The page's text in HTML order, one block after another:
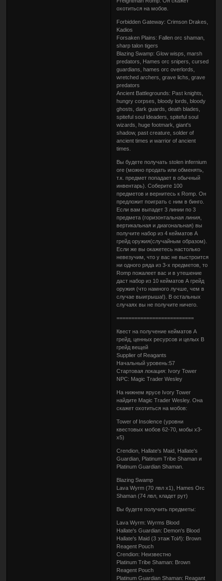
охотиться на мобов.
Forbidden Gateway: Crimson Drakes,
Kadios
Forsaken Plains: Fallen orc shaman,
sharp talon tigers
Blazing Swamp: Glow wisps, marsh
predators, Hames orc snipers, cursed
guardians, hames orc overlords,
wretched archers, grave lichs, grave
predators
Ancient Battlegrounds: Past knights,
hungry corpses, bloody lords, bloody
ghosts, dark guards, death blades,
spiteful soul ldeaders, spiteful soul
wizards, huge footmark, giant's
shadow, past creature, solder of
ancient times и warrior of ancient
times.
Вы будете получать stolen infernium
ore (можно продать или обменять,
т.к. предмет попадает в обычный
инвентарь). Соберите 100
предметов и вернитесь к Romp. Он
предложит поиграть с ним в бинго.
Если вам выпадет 3 линии по 3
предмета (горизонтальная линия,
вертикальная и диагональная) вы
получите набор из 4 кейматов А
грейд оружия(случайным образом).
Если же вы окажетесь настолько
невезучим, что у вас не выстроится
ни одного ряда из 3-х предметов, то
Romp пожалеет вас и в утешение
даст набор из 10 кейматов А грейд
оружия (что намного лучше, чем в
случае выигрыша!). В остальных
случаях вы не получите ничего.
==========================
Квест на получение кейматов А
грейд, ценных ресурсов и целых B
грейд вещей
Supplier of Reagants
Начальный уровень:57
Стартовая локация: Ivory Tower
NPC: Magic Trader Wesley
На нижнем ярусе Ivory Tower
найдите Magic Trader Wesley. Она
скажет охотиться на мобов:
Tower of Insolence (уровни
квестовых мобов 62-70, мобы x3-
x5)
Crendion, Hallate's Maid, Hallate's
Guardian, Platinum Tribe Shaman и
Platinum Guardian Shaman.
Blazing Swamp
Lava Wyrm (70 лвл x1), Hames Orc
Shaman (74 лвл, кладет рут)
Вы будете получить предметы:
Lava Wyrm: Wyrms Blood
Hallate's Guardian: Demon's Blood
Hallate's Maid (3 этаж ТоИ): Brown
Reagent Pouch
Crendion: Неизвестно
Platinum Tribe Shaman: Brown
Reagent Pouch
Platinum Guardian Shaman: Reagant